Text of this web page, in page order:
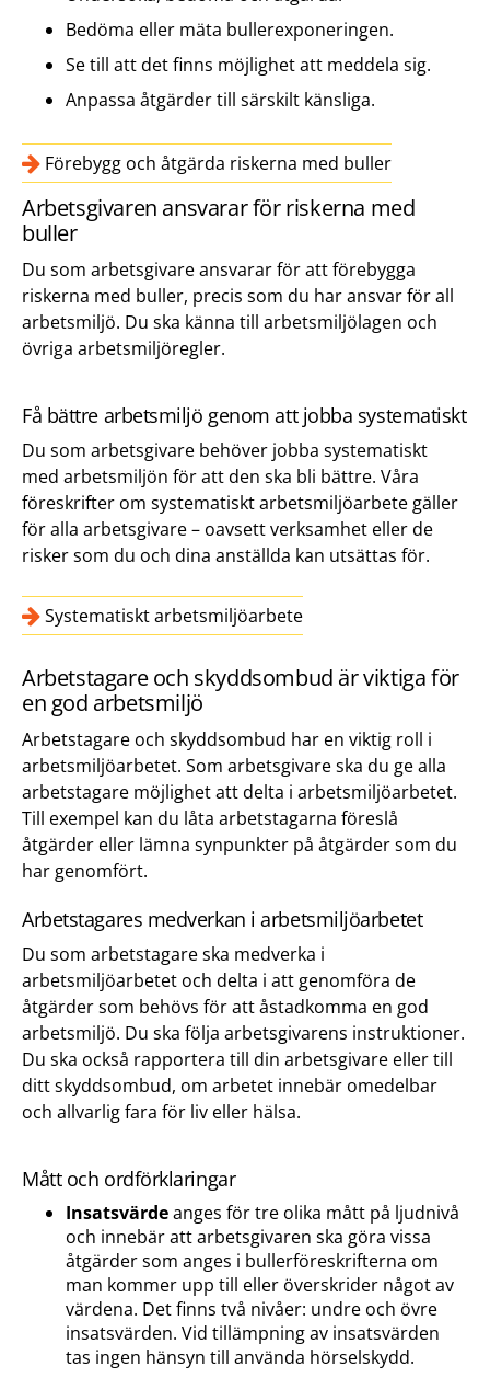
Bedöma eller mäta bullerexponeringen.
Se till att det finns möjlighet att meddela sig.
Anpassa åtgärder till särskilt känsliga.
Förebygg och åtgärda riskerna med buller
Arbetsgivaren ansvarar för riskerna med
buller
Du som arbetsgivare ansvarar för att förebygga
riskerna med buller, precis som du har ansvar för all
arbetsmiljö. Du ska känna till arbetsmiljölagen och
övriga arbetsmiljöregler.
Få bättre arbetsmiljö genom att jobba systematiskt
Du som arbetsgivare behöver jobba systematiskt
med arbetsmiljön för att den ska bli bättre. Våra
föreskrifter om systematiskt arbetsmiljöarbete gäller
för alla arbetsgivare – oavsett verksamhet eller de
risker som du och dina anställda kan utsättas för.
Systematiskt arbetsmiljöarbete
Arbetstagare och skyddsombud är viktiga för
en god arbetsmiljö
Arbetstagare och skyddsombud har en viktig roll i
arbetsmiljöarbetet. Som arbetsgivare ska du ge alla
arbetstagare möjlighet att delta i arbetsmiljöarbetet.
Till exempel kan du låta arbetstagarna föreslå
åtgärder eller lämna synpunkter på åtgärder som du
har genomfört.
Arbetstagares medverkan i arbetsmiljöarbetet
Du som arbetstagare ska medverka i
arbetsmiljöarbetet och delta i att genomföra de
åtgärder som behövs för att åstadkomma en god
arbetsmiljö. Du ska följa arbetsgivarens instruktioner.
Du ska också rapportera till din arbetsgivare eller till
ditt skyddsombud, om arbetet innebär omedelbar
och allvarlig fara för liv eller hälsa.
Mått och ordförklaringar
Insatsvärdeanges för tre olika mått på ljudnivå
och innebär att arbetsgivaren ska göra vissa
åtgärder som anges i bullerföreskrifterna om
man kommer upp till eller överskrider något av
värdena. Det finns två nivåer: undre och övre
insatsvärden. Vid tillämpning av insatsvärden
tas ingen hänsyn till använda hörselskydd.